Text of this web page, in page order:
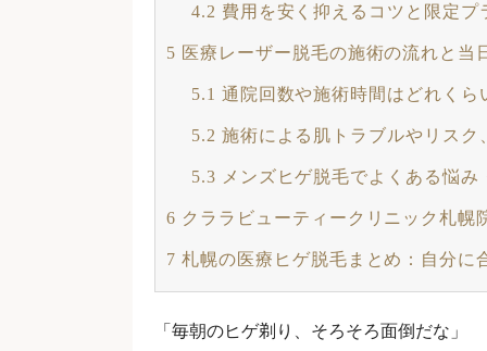
4.2 費用を安く抑えるコツと限定
5 医療レーザー脱毛の施術の流れと当
5.1 通院回数や施術時間はどれく
5.2 施術による肌トラブルやリス
5.3 メンズヒゲ脱毛でよくある悩
6 クララビューティークリニック札
7 札幌の医療ヒゲ脱毛まとめ：自分に
「毎朝のヒゲ剃り、そろそろ面倒だな」